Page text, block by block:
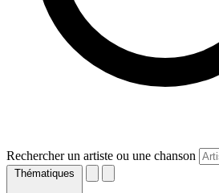
Rechercher un artiste ou une chanson
Thématiques